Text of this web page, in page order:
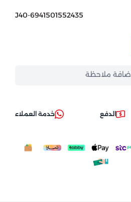
6941501552435-J40
إضافة ملاحظة
الدفع خدمة العملاء